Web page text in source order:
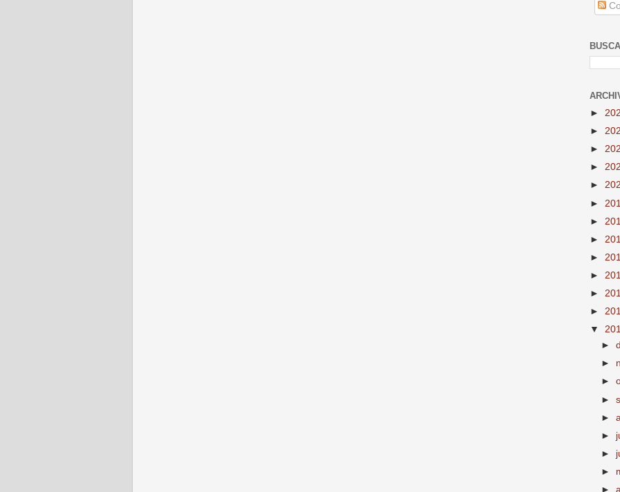
►
►
►
►
►
►
►
►
►
►
►
►
▼
►
►
►
►
►
►
►
►
►